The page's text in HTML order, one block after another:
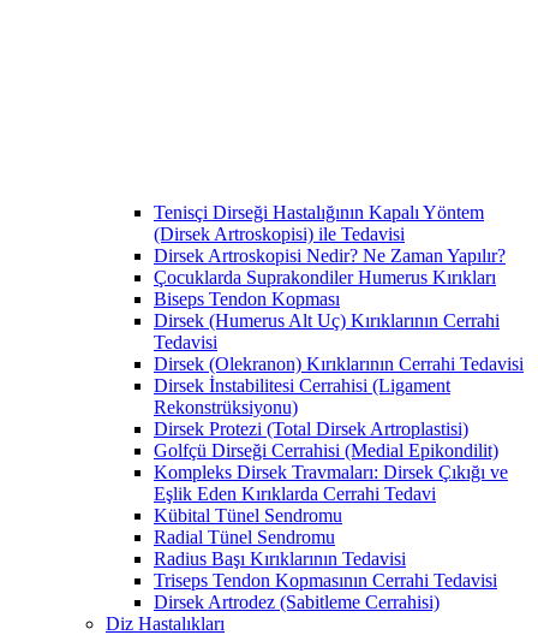
Tenisçi Dirseği Hastalığının Kapalı Yöntem
(Dirsek Artroskopisi) ile Tedavisi
Dirsek Artroskopisi Nedir? Ne Zaman Yapılır?
Çocuklarda Suprakondiler Humerus Kırıkları
Biseps Tendon Kopması
Dirsek (Humerus Alt Uç) Kırıklarının Cerrahi
Tedavisi
Dirsek (Olekranon) Kırıklarının Cerrahi Tedavisi
Dirsek İnstabilitesi Cerrahisi (Ligament
Rekonstrüksiyonu)
Dirsek Protezi (Total Dirsek Artroplastisi)
Golfçü Dirseği Cerrahisi (Medial Epikondilit)
Kompleks Dirsek Travmaları: Dirsek Çıkığı ve
Eşlik Eden Kırıklarda Cerrahi Tedavi
Kübital Tünel Sendromu
Radial Tünel Sendromu
Radius Başı Kırıklarının Tedavisi
Triseps Tendon Kopmasının Cerrahi Tedavisi
Dirsek Artrodez (Sabitleme Cerrahisi)
Diz Hastalıkları